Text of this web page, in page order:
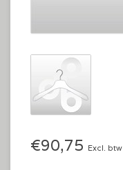
€90,75 Excl. btw